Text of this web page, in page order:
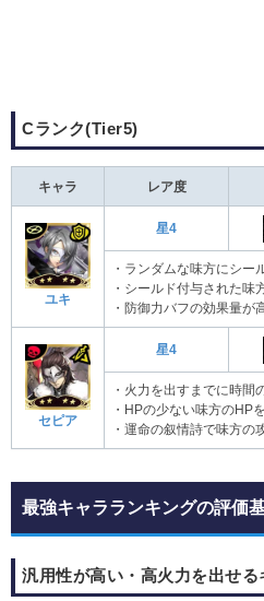
Cランク(Tier5)
キャラ レア度
ユキ
星4
・ランダムな味方にシー
・シールド付与された味
・防御力バフの効果量が
セピア
星4
・火力を出すまでに時間
・HPの少ない味方のHP
・運命の叙情詩で味方の
最強キャラランキングの評価
汎用性が高い・高火力を出せる